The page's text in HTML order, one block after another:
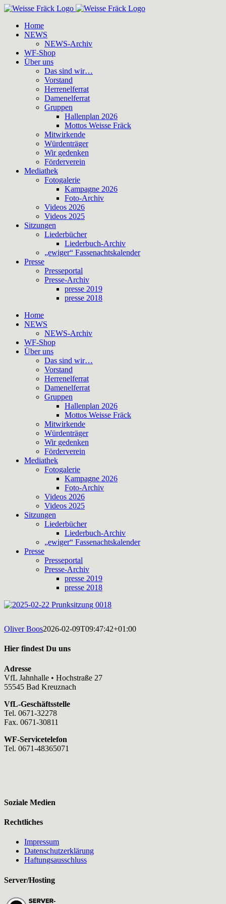
Zum
springenHome
NEWS
NEWS-Archiv
WF-Shop
Über uns
Das sind wir…
Vorstand
Herrenelferrat
Damenelferrat
Gruppen
Hallenplan 2026
Mottos Weisse Fräck
Mitwirkende
Würdenträger
Wir gedenken
Förderverein
Mediathek
Fotogalerie
Kampagne 2026
Foto-Archiv
Videos 2026
Videos 2025
Sitzungen
Liederbücher
Liederbuch-Archiv
„ewiger“ Fassenachtskalender
Presse
Presseportal
Presse-Archiv
presse 2019
presse 2018
Home
NEWS
NEWS-Archiv
WF-Shop
Über uns
Das sind wir…
Vorstand
Herrenelferrat
Damenelferrat
Gruppen
Hallenplan 2026
Mottos Weisse Fräck
Mitwirkende
Würdenträger
Wir gedenken
Förderverein
Mediathek
Fotogalerie
Kampagne 2026
Foto-Archiv
Videos 2026
Videos 2025
Sitzungen
Liederbücher
Liederbuch-Archiv
„ewiger“ Fassenachtskalender
Presse
Presseportal
Presse-Archiv
presse 2019
presse 2018
Oliver Boos2026-02-09T09:47:42+01:00
Hier findest Du uns
Adresse
VfL Jahnhalle • Hochstraße 27
55545 Bad Kreuznach
VfL-Geschäftsstelle
Tel. 0671-32278
Fax. 0671-30811
WF-Servicetelefon
Tel. 0671-48365071
Soziale Medien
Rechtliches
Impressum
Datenschutzerklärung
Haftungsausschluss
Server/Hosting